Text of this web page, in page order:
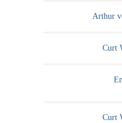
Arthur
Curt
Curt